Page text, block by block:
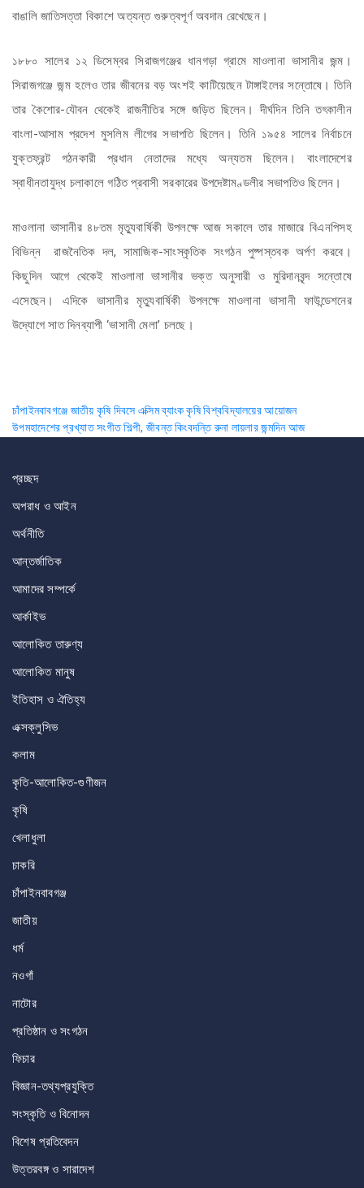
বাঙালি জাতিসত্তা বিকাশে অত্যন্ত গুরুত্বপূর্ণ অবদান রেখেছেন।
১৮৮০ সালের ১২ ডিসেম্বর সিরাজগঞ্জের ধানগড়া গ্রামে মাওলানা ভাসানীর জন্ম।
সিরাজগঞ্জে জন্ম হলেও তার জীবনের বড় অংশই কাটিয়েছেন টাঙ্গাইলের সন্তোষে। তিনি
তার কৈশোর-যৌবন থেকেই রাজনীতির সঙ্গে জড়িত ছিলেন। দীর্ঘদিন তিনি তৎকালীন
বাংলা-আসাম প্রদেশ মুসলিম লীগের সভাপতি ছিলেন। তিনি ১৯৫৪ সালের নির্বাচনে
যুক্তফ্রন্ট গঠনকারী প্রধান নেতাদের মধ্যে অন্যতম ছিলেন। বাংলাদেশের
স্বাধীনতাযুদ্ধ চলাকালে গঠিত প্রবাসী সরকারের উপদেষ্টামণ্ডলীর সভাপতিও ছিলেন।
মাওলানা ভাসানীর ৪৮তম মৃত্যুবার্ষিকী উপলক্ষে আজ সকালে তার মাজারে বিএনপিসহ
বিভিন্ন রাজনৈতিক দল, সামাজিক-সাংস্কৃতিক সংগঠন পুষ্পস্তবক অর্পণ করবে।
কিছুদিন আগে থেকেই মাওলানা ভাসানীর ভক্ত অনুসারী ও মুরিদানবৃন্দ সন্তোষে
এসেছেন। এদিকে ভাসানীর মৃত্যুবার্ষিকী উপলক্ষে মাওলানা ভাসানী ফাউন্ডেশনের
উদ্যোগে সাত দিনব্যাপী ‘ভাসানী মেলা’ চলছে।
Post
navigation
চাঁপাইনবাবগঞ্জে জাতীয় কৃষি দিবসে এক্সিম ব্যাংক কৃষি বিশ্ববিদ্যালয়ের আয়োজন
উপমহাদেশের প্রখ্যাত সংগীত শিল্পী, জীবন্ত কিংবদন্তি রুনা লায়লার জন্মদিন আজ
প্রচ্ছদ
অপরাধ ও আইন
অর্থনীতি
আন্তর্জাতিক
আমাদের সম্পর্কে
আর্কাইভ
আলোকিত তারুণ্য
আলোকিত মানুষ
ইতিহাস ও ঐতিহ্য
এক্সক্লুসিভ
কলাম
কৃতি-আলোকিত-গুণীজন
কৃষি
খেলাধুলা
চাকরি
চাঁপাইনবাবগঞ্জ
জাতীয়
ধর্ম
নওগাঁ
নাটোর
প্রতিষ্ঠান ও সংগঠন
ফিচার
বিজ্ঞান-তথ্যপ্রযুক্তি
সংস্কৃতি ও বিনোদন
বিশেষ প্রতিবেদন
উত্তরবঙ্গ ও সারাদেশ